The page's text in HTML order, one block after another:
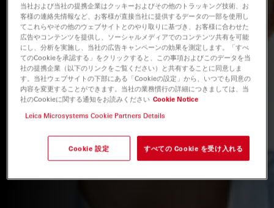
当社および当社の提携企業はクッキーおよびその他のトラッキング技術、お
客様の連絡先情報など、お客様が直接当社に提供するデータの一部を使用し
てこれらやその他のウェブサイトとのやり取りに基づき、お客様に合わせた
広告やコンテンツを提供し、ソーシャルメディアでのコンテンツ共有を可能
にし、分析を実施し、当社の広告キャンペーンの効果を測定します。「すべ
てのCookieを承認する」をクリックすると、この事項およびこのデータを当
社の提携企業（以下のリンクをご覧ください）と共有することに同意しま
す。当社ウェブサイトの下部にある「Cookieの設定」から、いつでも同意の
内容を変更することができます。当社の業務慣行の詳細につきましては、当
社のCookieに関する通知をお読みください Cookie Notice
Leica Microsystems Cookie Partners Details
Cookie 設定 すべての Cookie を受け入れる